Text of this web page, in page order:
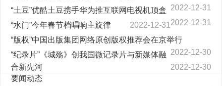
2022-12-31
“土豆”优酷土豆携手华为推互联网电视机顶盒
2022-12-31
“水门”今年春节档唱响主旋律
2022-12-31
“版权”中国出版集团网络原创版权推荐会在京举行
2022-12-30
“纪录片”《城殇》创我国微记录片与新媒体融
合新先河
2022-12-30
要闻动态